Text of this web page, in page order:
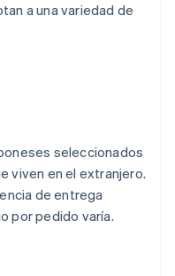
a una variedad de
seleccionados
viven en el extranjero.
de entrega
por pedido varía.